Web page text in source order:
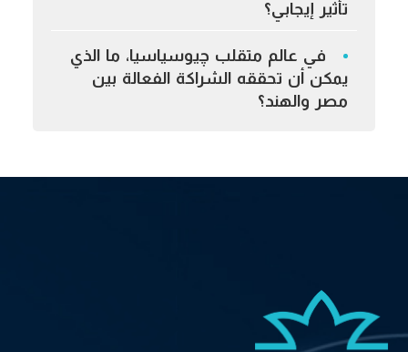
تأثير إيجابي؟
في عالم متقلب چيوسياسيا، ما الذي
يمكن أن تحققه الشراكة الفعالة بين
مصر والهند؟